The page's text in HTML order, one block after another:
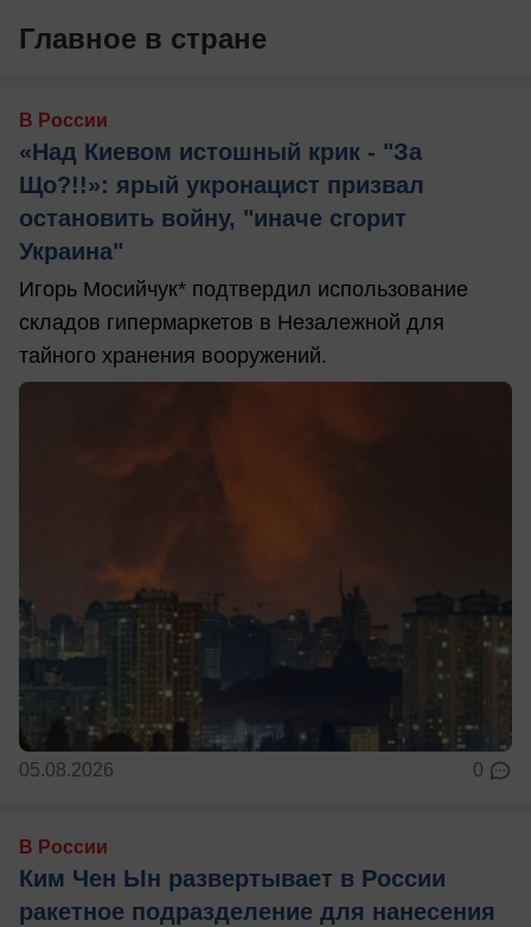
Главное в стране
В России
«Над Киевом истошный крик - "За
Що?!!»: ярый укронацист призвал
остановить войну, "иначе сгорит
Украина"
Игорь Мосийчук* подтвердил использование
складов гипермаркетов в Незалежной для
тайного хранения вооружений.
05.08.2026 0
В России
Ким Чен Ын развертывает в России
ракетное подразделение для нанесения